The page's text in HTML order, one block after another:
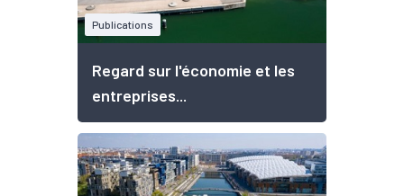
Publications
Regard sur l'économie et les
entreprises...